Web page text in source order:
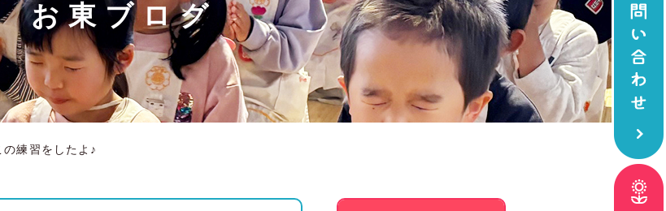
お東ブログ
の練習をしたよ♪